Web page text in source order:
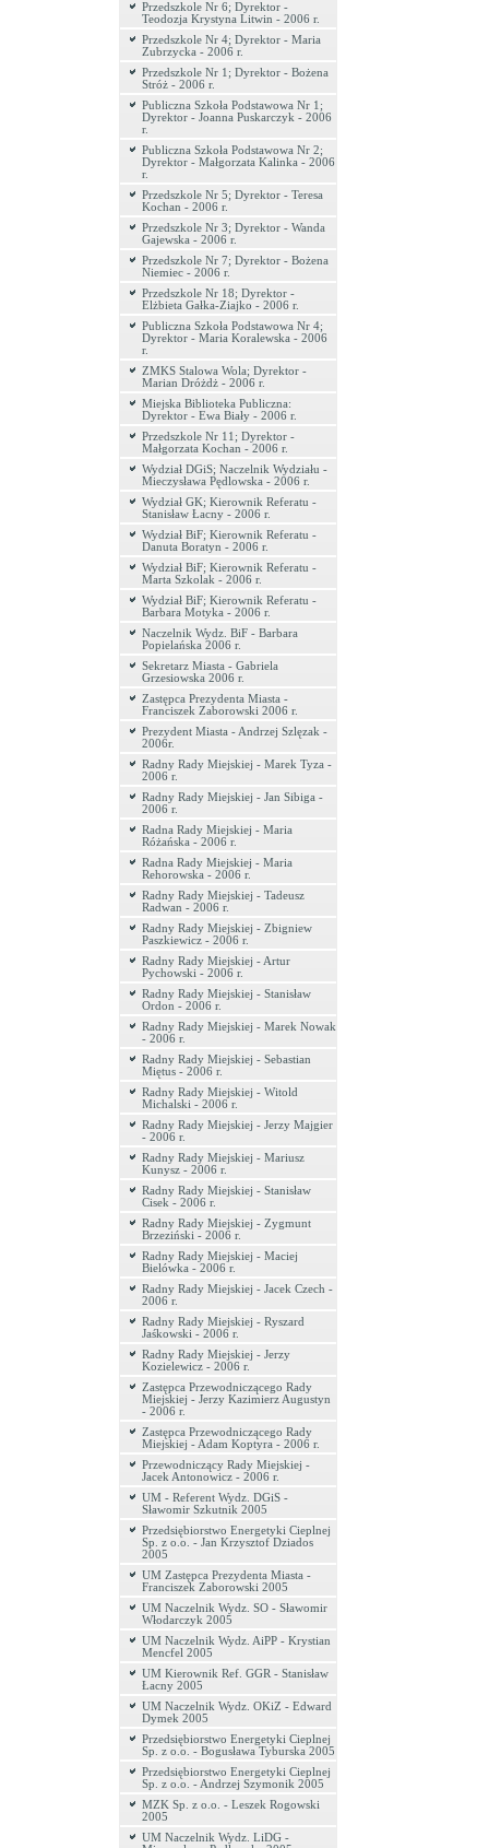
Przedszkole Nr 6; Dyrektor -
Teodozja Krystyna Litwin - 2006 r.
Przedszkole Nr 4; Dyrektor - Maria
Zubrzycka - 2006 r.
Przedszkole Nr 1; Dyrektor - Bożena
Stróż - 2006 r.
Publiczna Szkoła Podstawowa Nr 1;
Dyrektor - Joanna Puskarczyk - 2006
r.
Publiczna Szkoła Podstawowa Nr 2;
Dyrektor - Małgorzata Kalinka - 2006
r.
Przedszkole Nr 5; Dyrektor - Teresa
Kochan - 2006 r.
Przedszkole Nr 3; Dyrektor - Wanda
Gajewska - 2006 r.
Przedszkole Nr 7; Dyrektor - Bożena
Niemiec - 2006 r.
Przedszkole Nr 18; Dyrektor -
Elżbieta Gałka-Ziajko - 2006 r.
Publiczna Szkoła Podstawowa Nr 4;
Dyrektor - Maria Koralewska - 2006
r.
ZMKS Stalowa Wola; Dyrektor -
Marian Dróżdż - 2006 r.
Miejska Biblioteka Publiczna:
Dyrektor - Ewa Biały - 2006 r.
Przedszkole Nr 11; Dyrektor -
Małgorzata Kochan - 2006 r.
Wydział DGiS; Naczelnik Wydziału -
Mieczysława Pędlowska - 2006 r.
Wydział GK; Kierownik Referatu -
Stanisław Łacny - 2006 r.
Wydział BiF; Kierownik Referatu -
Danuta Boratyn - 2006 r.
Wydział BiF; Kierownik Referatu -
Marta Szkolak - 2006 r.
Wydział BiF; Kierownik Referatu -
Barbara Motyka - 2006 r.
Naczelnik Wydz. BiF - Barbara
Popielańska 2006 r.
Sekretarz Miasta - Gabriela
Grzesiowska 2006 r.
Zastępca Prezydenta Miasta -
Franciszek Zaborowski 2006 r.
Prezydent Miasta - Andrzej Szlęzak -
2006r.
Radny Rady Miejskiej - Marek Tyza -
2006 r.
Radny Rady Miejskiej - Jan Sibiga -
2006 r.
Radna Rady Miejskiej - Maria
Różańska - 2006 r.
Radna Rady Miejskiej - Maria
Rehorowska - 2006 r.
Radny Rady Miejskiej - Tadeusz
Radwan - 2006 r.
Radny Rady Miejskiej - Zbigniew
Paszkiewicz - 2006 r.
Radny Rady Miejskiej - Artur
Pychowski - 2006 r.
Radny Rady Miejskiej - Stanisław
Ordon - 2006 r.
Radny Rady Miejskiej - Marek Nowak
- 2006 r.
Radny Rady Miejskiej - Sebastian
Miętus - 2006 r.
Radny Rady Miejskiej - Witold
Michalski - 2006 r.
Radny Rady Miejskiej - Jerzy Majgier
- 2006 r.
Radny Rady Miejskiej - Mariusz
Kunysz - 2006 r.
Radny Rady Miejskiej - Stanisław
Cisek - 2006 r.
Radny Rady Miejskiej - Zygmunt
Brzeziński - 2006 r.
Radny Rady Miejskiej - Maciej
Bielówka - 2006 r.
Radny Rady Miejskiej - Jacek Czech -
2006 r.
Radny Rady Miejskiej - Ryszard
Jaśkowski - 2006 r.
Radny Rady Miejskiej - Jerzy
Kozielewicz - 2006 r.
Zastępca Przewodniczącego Rady
Miejskiej - Jerzy Kazimierz Augustyn
- 2006 r.
Zastępca Przewodniczącego Rady
Miejskiej - Adam Koptyra - 2006 r.
Przewodniczący Rady Miejskiej -
Jacek Antonowicz - 2006 r.
UM - Referent Wydz. DGiS -
Sławomir Szkutnik 2005
Przedsiębiorstwo Energetyki Cieplnej
Sp. z o.o. - Jan Krzysztof Dziados
2005
UM Zastępca Prezydenta Miasta -
Franciszek Zaborowski 2005
UM Naczelnik Wydz. SO - Sławomir
Włodarczyk 2005
UM Naczelnik Wydz. AiPP - Krystian
Mencfel 2005
UM Kierownik Ref. GGR - Stanisław
Łacny 2005
UM Naczelnik Wydz. OKiZ - Edward
Dymek 2005
Przedsiębiorstwo Energetyki Cieplnej
Sp. z o.o. - Bogusława Tyburska 2005
Przedsiębiorstwo Energetyki Cieplnej
Sp. z o.o. - Andrzej Szymonik 2005
MZK Sp. z o.o. - Leszek Rogowski
2005
UM Naczelnik Wydz. LiDG -